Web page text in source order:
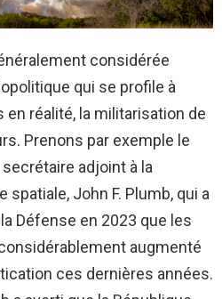
considérée
qui se profile à
en réalité, la militarisation de
Prenons par exemple le
adjoint à la
spatiale, John F. Plumb, qui a
Défense en 2023 que les
augmenté
ces dernières années.